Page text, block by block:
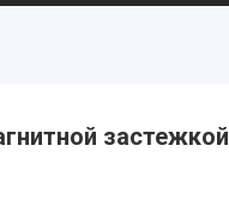
застежкой